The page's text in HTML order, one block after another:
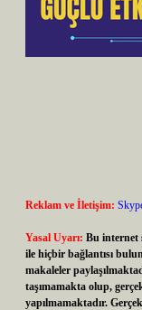
Reklam ve İletişim:
Yasal Uyarı: Bu internet
ile hiçbir bağlantısı
makaleler
taşımamakta olup,
yapılmamaktadır.